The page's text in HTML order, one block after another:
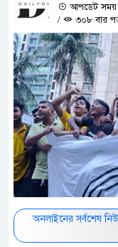
আপডেট সময়
/
৩০৮ বার
অনলাইনের সর্বশেষ